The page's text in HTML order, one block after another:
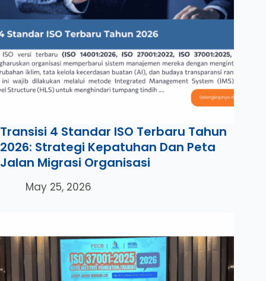
Transisi 4 Standar ISO Terbaru Tahun
2026: Strategi Kepatuhan Dan Peta
Jalan Migrasi Organisasi
May 25, 2026